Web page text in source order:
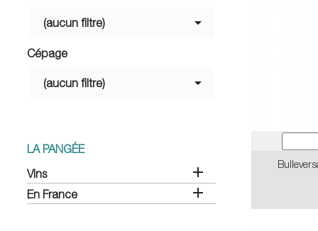
(aucun filtre) 
Cépage
(aucun filtre) 
LA PANGÉE
Vins

En France 